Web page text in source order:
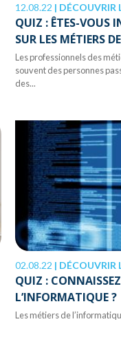
12.08.22 | DÉCOUVRIR
QUIZ : ÊTES-VOUS
SUR LES MÉTIERS
Les professionnels des
souvent des personnes
des...
02.08.22 | DÉCOUVRIR
QUIZ :
L’INFORMATIQUE ?
Les métiers de